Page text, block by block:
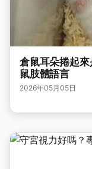
倉鼠耳朵捲起
鼠肢體語言
2026年05月05日